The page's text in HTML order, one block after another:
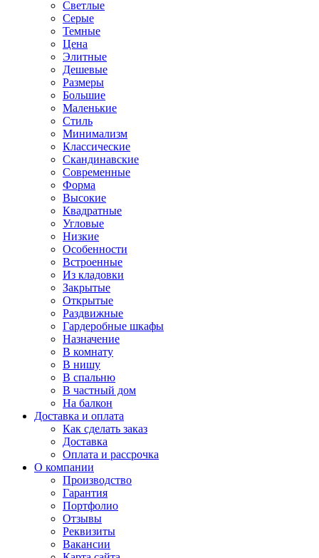
Светлые
Серые
Темные
Цена
Элитные
Дешевые
Размеры
Большие
Маленькие
Стиль
Минимализм
Классические
Скандинавские
Современные
Форма
Высокие
Квадратные
Угловые
Низкие
Особенности
Встроенные
Из кладовки
Закрытые
Открытые
Раздвижные
Гардеробные шкафы
Назначение
В комнату
В нишу
В спальню
В частный дом
На балкон
Доставка и оплата
Как сделать заказ
Доставка
Оплата и рассрочка
О компании
Производство
Гарантия
Портфолио
Отзывы
Реквизиты
Вакансии